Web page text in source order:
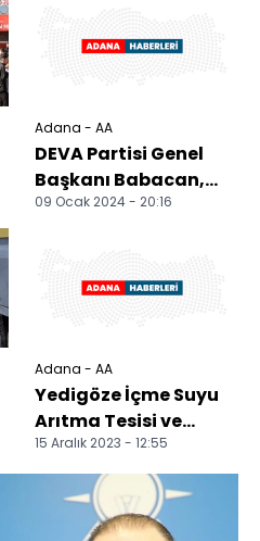
Adana - AA
DEVA Partisi Genel
Başkanı Babacan,
Adana'da
09 Ocak 2024 - 20:16
Adana - AA
Yedigöze İçme Suyu
Arıtma Tesisi ve
İçme Suyu Hattı'nın
temeli atıldı
15 Aralık 2023 - 12:55